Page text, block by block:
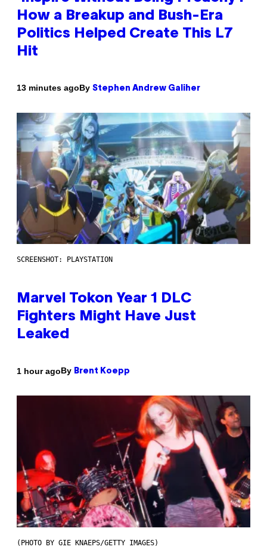
How a Breakup and Bush-Era
Politics Helped Create This L7
Hit
13 minutes agoBy Stephen Andrew Galiher
SCREENSHOT: PLAYSTATION
Marvel Tokon Year 1 DLC
Fighters Might Have Just
Leaked
1 hour agoBy Brent Koepp
(PHOTO BY GIE KNAEPS/GETTY IMAGES)